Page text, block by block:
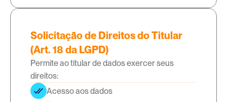
Solicitação de Direitos do Titular
(Art. 18 da LGPD)
Permite ao titular de dados exercer seus
direitos:
Acesso aos dados